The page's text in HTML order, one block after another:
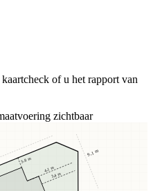
of u het rapport van
zichtbaar
3,8 m
3,4 m
4,1 m
9,1 m